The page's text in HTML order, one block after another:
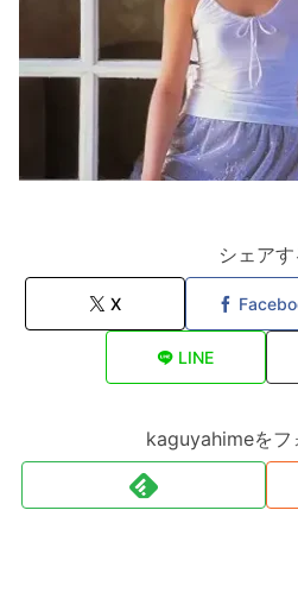
シェアす
X
LINE
kaguyahimeをフ